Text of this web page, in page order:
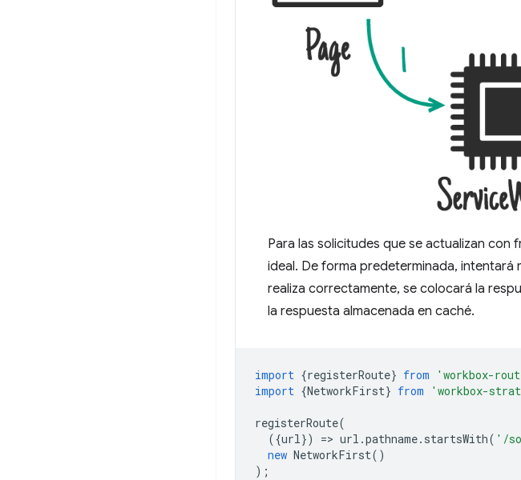
Para las solicitudes que se actualizan con
ideal. De forma predeterminada, intentará
realiza correctamente, se colocará la
la respuesta almacenada en caché.
import {registerRoute} from 'workbox-
import {NetworkFirst} from 'workbox-
registerRoute(
({url}) => url .pathname. startsWith( '/
new NetworkFirst()
);